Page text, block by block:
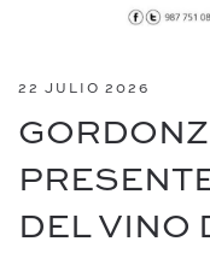
22 JULIO 2026
DEL VINO